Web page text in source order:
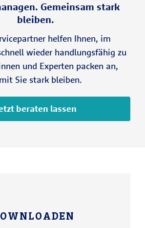
Gemeinsam stark
bleiben.
helfen Ihnen, im
wieder handlungsfähig zu
und Experten packen an,
Sie stark bleiben.
beraten lassen